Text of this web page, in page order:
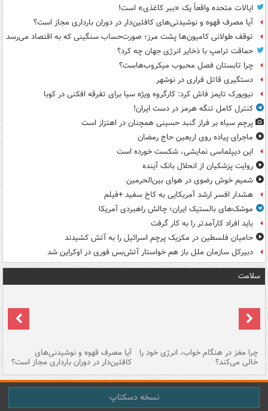
ایالات متحده واقعاً یک «ببر کاغذی» است!
آیا مصرف قهوه و نوشیدنی‌های کافئین‌دار در دوران بارداری مجاز است؟
توقف طولانی کامیون‌ها پشت مرز؛ صورت‌حساب سنگینی که به اقتصاد می‌رسد
حماقت ترامپ با ذخایر انرژی جهان چه کرد؟
چرا تابستان فصل محبوب میکروب‌هاست؟
دستگیری قاتل فراری در نوشهر
نیویورک تایمز فاش کرد: کارگروه ویژه سیا برای تفرقه افکنی در کوبا
کنترل کامل تنگه هرمز در دست ایران!
پرچم سیاه بر فراز گنبد حسینی همچنان در اهتزاز است
ماجرای پیاده روی اربعین حاج رمضان
این دیپلماسی نمایشی، شکست خورده است
روایت پزشکیان از انحلال بانک آینده
شمیم خوش رضوی در هوای بین‌الحرمین
هشدار افسر ارشد آمریکایی به کاخ سفید +فیلم
موشک‌های بالستیک ایران؛ چالش راهبردی آمریکا
باید افراد کارآمدتر را به کار گرفت
حامیان فلسطین در مکزیک پرچم اسرائیل را به آتش کشیدند
دبیرکل سازمان ملل باز هم خواستار آتش‌بس فوری در اوکراین شد
سلامت
چرا مغز در هنگام خواب، انرژی خود را
خالی می‌کند؟
آیا مصرف قهوه و نوشیدنی‌های
کافئین‌دار در دوران بارداری مجاز است؟
نسخه دسکتاپ